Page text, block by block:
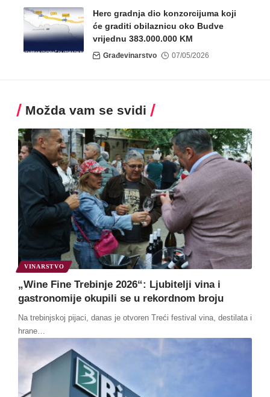
Herc gradnja dio konzorcijuma koji
će graditi obilaznicu oko Budve
vrijednu 383.000.000 KM
Građevinarstvo 07/05/2026
Možda vam se svidi
VINARSTVO
„Wine Fine Trebinje 2026“: Ljubitelji vina i
gastronomije okupili se u rekordnom broju
Na trebinjskoj pijaci, danas je otvoren Treći festival vina, destilata i
hrane…